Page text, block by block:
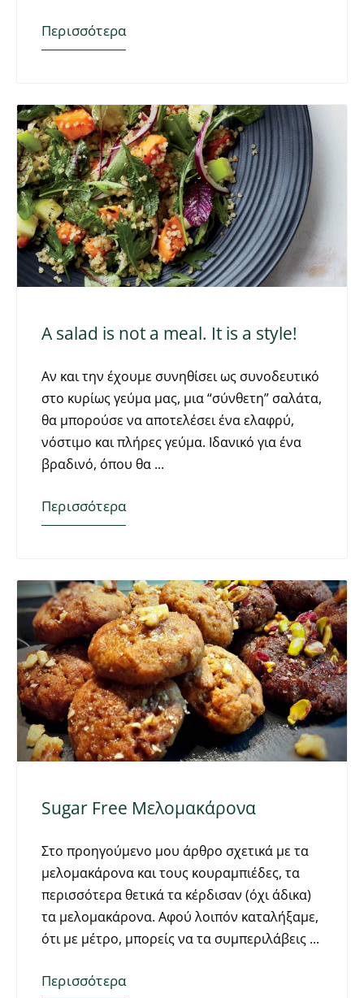
Περισσότερα
A salad is not a meal. It is a style!
Αν και την έχουμε συνηθίσει ως συνοδευτικό
στο κυρίως γεύμα μας, μια “σύνθετη” σαλάτα,
θα μπορούσε να αποτελέσει ένα ελαφρύ,
νόστιμο και πλήρες γεύμα. Ιδανικό για ένα
βραδινό, όπου θα
Περισσότερα
Sugar Free Μελομακάρονα
Στο προηγούμενο μου άρθρο σχετικά με τα
μελομακάρονα και τους κουραμπιέδες, τα
περισσότερα θετικά τα κέρδισαν (όχι άδικα)
τα μελομακάρονα. Αφού λοιπόν καταλήξαμε,
ότι με μέτρο, μπορείς να τα συμπεριλάβεις
Περισσότερα